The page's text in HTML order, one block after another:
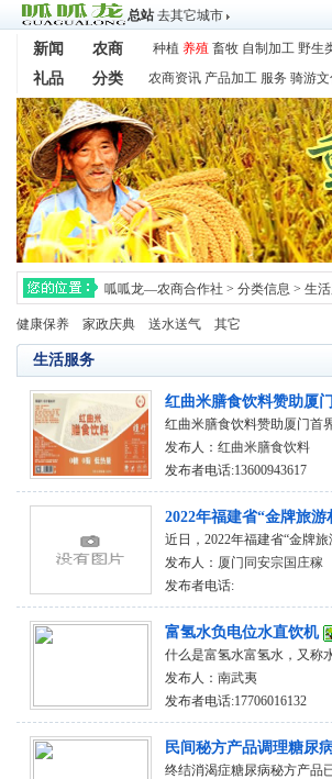
总站 去其它城市
新闻 农商 种植 养殖 畜牧 自制加工 野生
礼品 分类 农商资讯 产品加工 服务 骑游文
呱呱龙—农商合作社 > 分类信息 > 生
健康保养 家政庆典 送水送气 其它
生活服务
红曲米膳食饮料赞助厦
红曲米膳食饮料赞助厦门首
发布人： 红曲米膳食饮料
发布者电话:13600943617
2022年福建省“金牌旅
近日，2022年福建省“金牌
发布人： 厦门同安宗国庄稼
发布者电话:
富氢水负电位水直饮机
什么是富氢水富氢水，又称
发布人： 南武夷
发布者电话:17706016132
民间秘方产品调理糖尿
终结消渴症糖尿病秘方产品